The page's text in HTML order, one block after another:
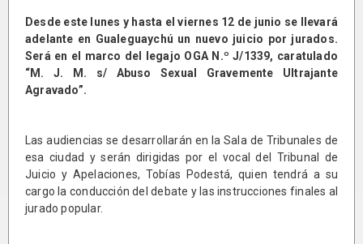
Desde este lunes y hasta el viernes 12 de junio se llevará
adelante en Gualeguaychú un nuevo juicio por jurados.
Será en el marco del legajo OGA N.º J/1339, caratulado
“M. J. M. s/ Abuso Sexual Gravemente Ultrajante
Agravado”.
Las audiencias se desarrollarán en la Sala de Tribunales de
esa ciudad y serán dirigidas por el vocal del Tribunal de
Juicio y Apelaciones, Tobías Podestá, quien tendrá a su
cargo la conducción del debate y las instrucciones finales al
jurado popular.